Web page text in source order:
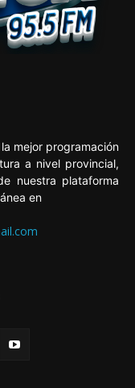
mejor programación
a nivel provincial,
nuestra plataforma
en